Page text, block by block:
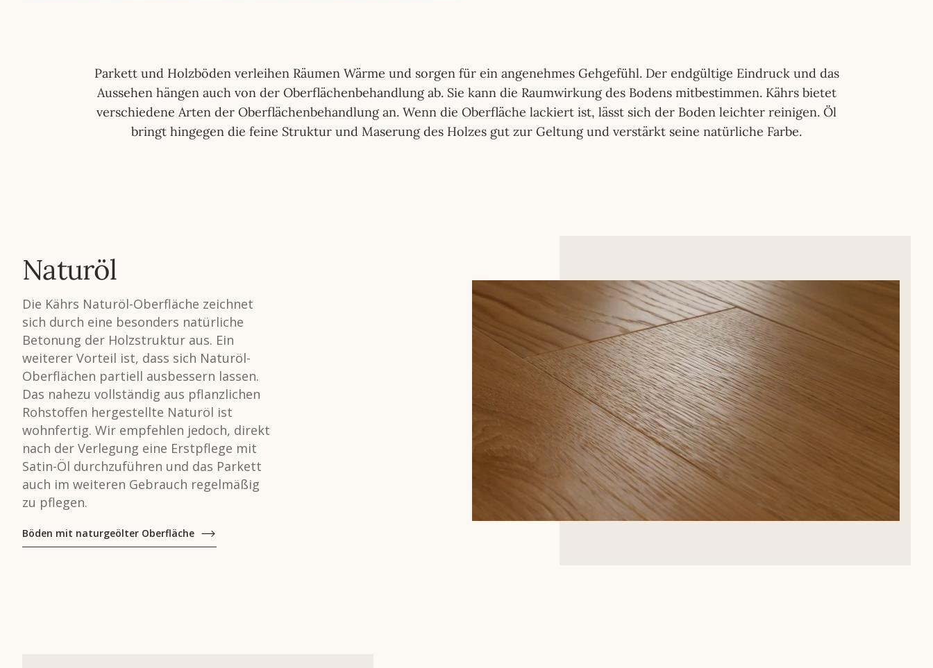
Parkett und Holzböden verleihen Räumen Wärme und sorgen für ein angenehmes Gehgefühl. Der endgültige Eindruck und das
Aussehen hängen auch von der Oberflächenbehandlung ab. Sie kann die Raumwirkung des Bodens mitbestimmen. Kährs bietet
verschiedene Arten der Oberflächenbehandlung an. Wenn die Oberfläche lackiert ist, lässt sich der Boden leichter reinigen. Öl
bringt hingegen die feine Struktur und Maserung des Holzes gut zur Geltung und verstärkt seine natürliche Farbe.
Naturöl
Die Kährs Naturöl-Oberfläche zeichnet
sich durch eine besonders natürliche
Betonung der Holzstruktur aus. Ein
weiterer Vorteil ist, dass sich Naturöl-
Oberflächen partiell ausbessern lassen.
Das nahezu vollständig aus pflanzlichen
Rohstoffen hergestellte Naturöl ist
wohnfertig. Wir empfehlen jedoch, direkt
nach der Verlegung eine Erstpflege mit
Satin-Öl durchzuführen und das Parkett
auch im weiteren Gebrauch regelmäßig
zu pflegen.
Böden mit naturgeölter Oberfläche